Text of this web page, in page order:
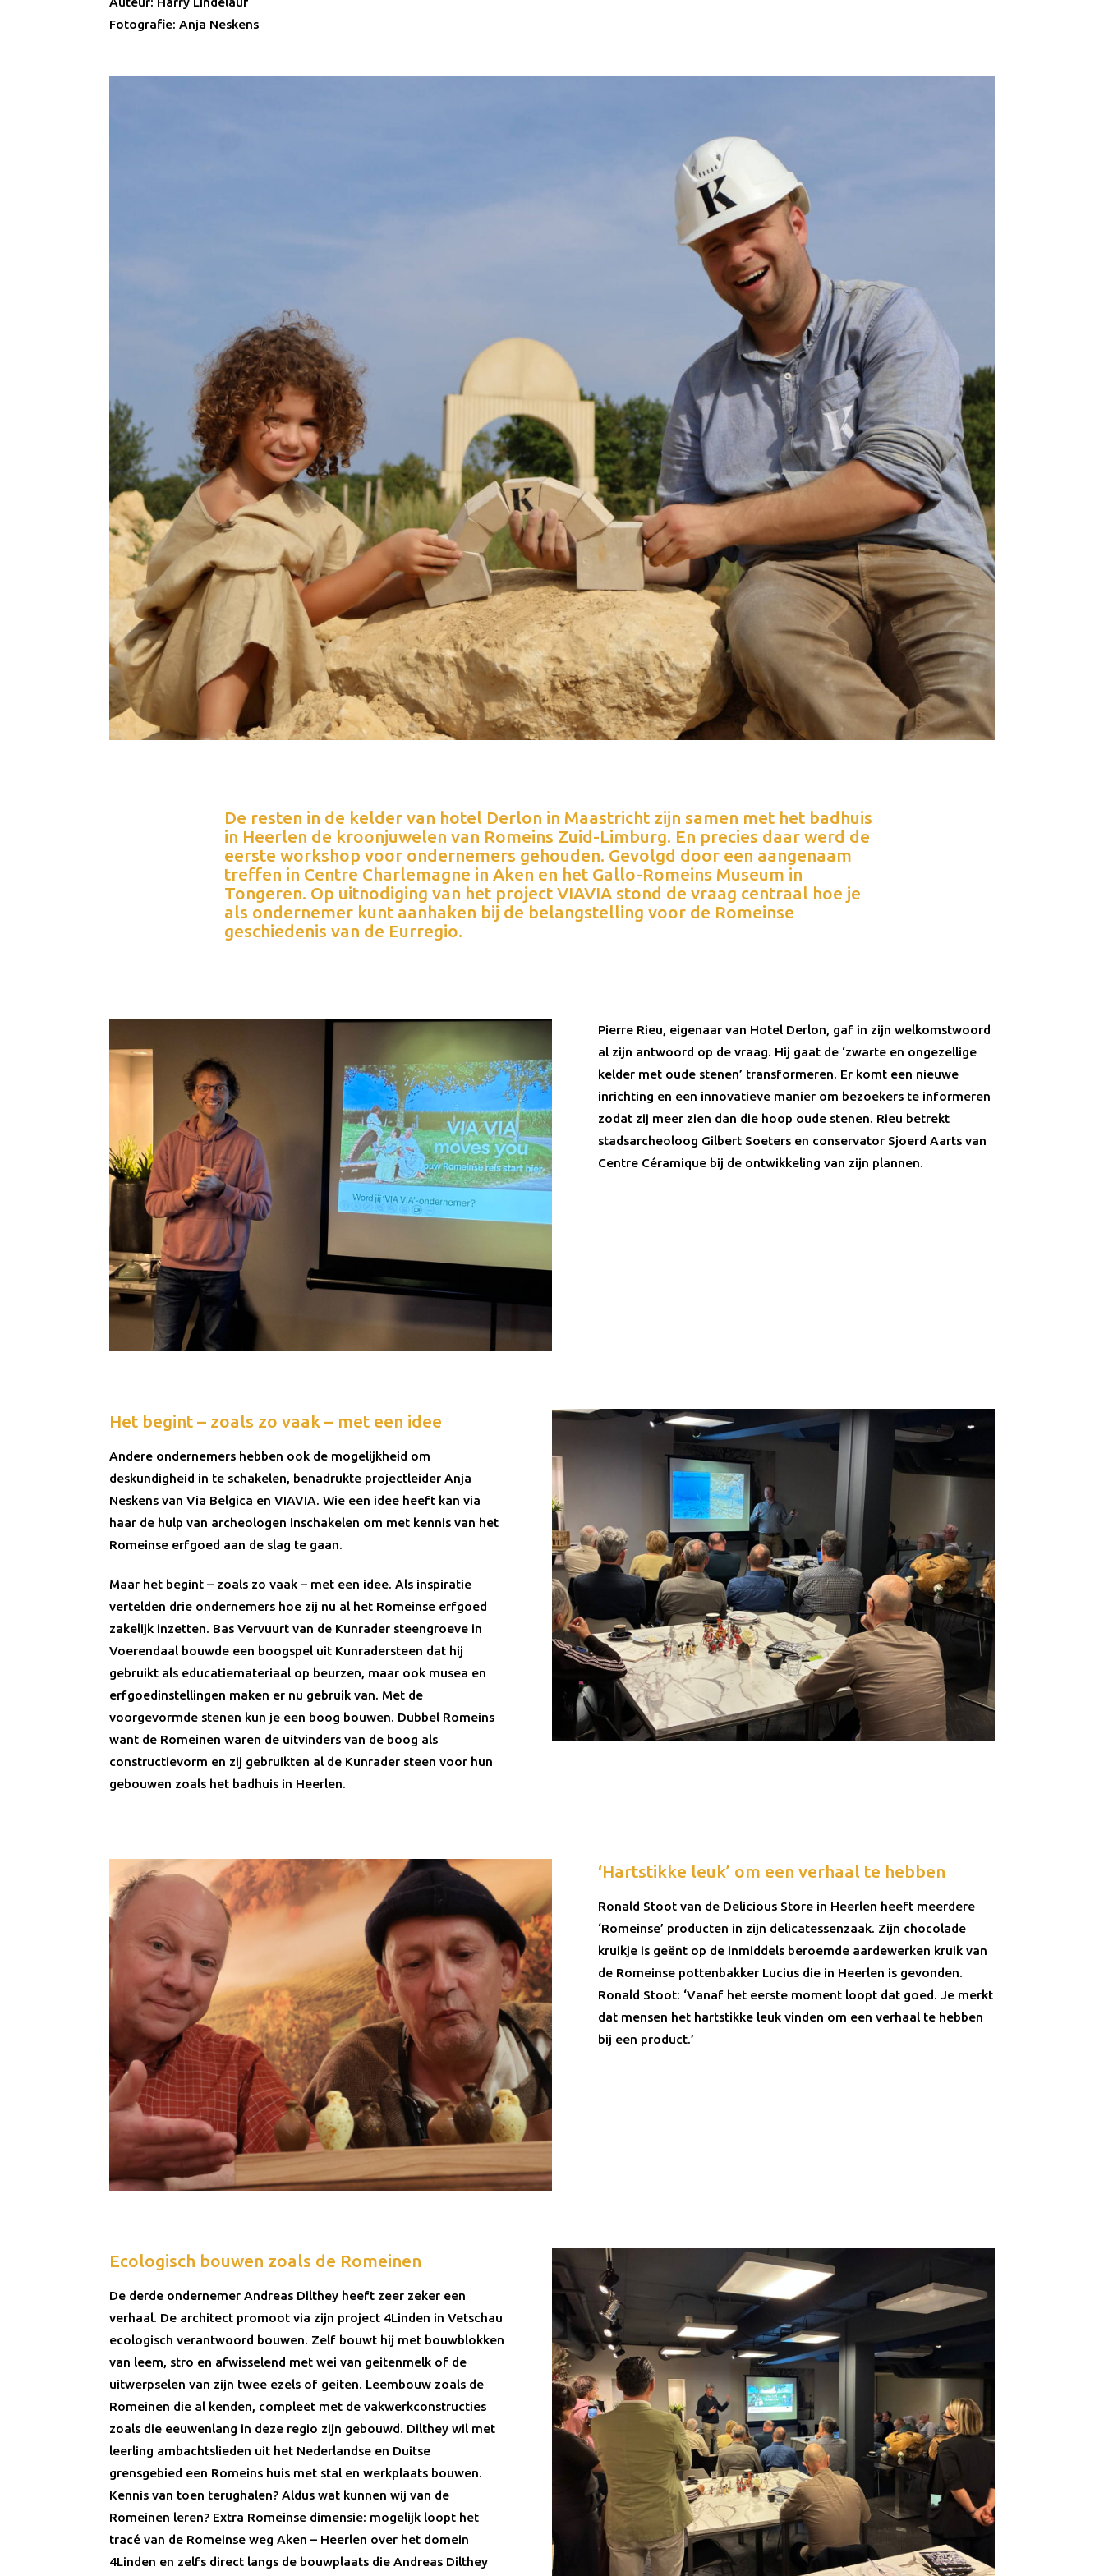
Fotografie: Anja Neskens
De resten in de kelder van hotel Derlon in Maastricht zijn samen met het badhuis
in Heerlen de kroonjuwelen van Romeins Zuid-Limburg. En precies daar werd de
eerste workshop voor ondernemers gehouden. Gevolgd door een aangenaam
treffen in Centre Charlemagne in Aken en het Gallo-Romeins Museum in
Tongeren. Op uitnodiging van het project VIAVIA stond de vraag centraal hoe je
als ondernemer kunt aanhaken bij de belangstelling voor de Romeinse
geschiedenis van de Eurregio.
Pierre Rieu, eigenaar van Hotel Derlon, gaf in zijn welkomstwoord
al zijn antwoord op de vraag. Hij gaat de ‘zwarte en ongezellige
kelder met oude stenen’ transformeren. Er komt een nieuwe
inrichting en een innovatieve manier om bezoekers te informeren
zodat zij meer zien dan die hoop oude stenen. Rieu betrekt
stadsarcheoloog Gilbert Soeters en conservator Sjoerd Aarts van
Centre Céramique bij de ontwikkeling van zijn plannen.
Het begint – zoals zo vaak – met een idee
Andere ondernemers hebben ook de mogelijkheid om
deskundigheid in te schakelen, benadrukte projectleider Anja
Neskens van Via Belgica en VIAVIA. Wie een idee heeft kan via
haar de hulp van archeologen inschakelen om met kennis van het
Romeinse erfgoed aan de slag te gaan.
Maar het begint – zoals zo vaak – met een idee. Als inspiratie
vertelden drie ondernemers hoe zij nu al het Romeinse erfgoed
zakelijk inzetten. Bas Vervuurt van de Kunrader steengroeve in
Voerendaal bouwde een boogspel uit Kunradersteen dat hij
gebruikt als educatiemateriaal op beurzen, maar ook musea en
erfgoedinstellingen maken er nu gebruik van. Met de
voorgevormde stenen kun je een boog bouwen. Dubbel Romeins
want de Romeinen waren de uitvinders van de boog als
constructievorm en zij gebruikten al de Kunrader steen voor hun
gebouwen zoals het badhuis in Heerlen.
‘Hartstikke leuk’ om een verhaal te hebben
Ronald Stoot van de Delicious Store in Heerlen heeft meerdere
‘Romeinse’ producten in zijn delicatessenzaak. Zijn chocolade
kruikje is geënt op de inmiddels beroemde aardewerken kruik van
de Romeinse pottenbakker Lucius die in Heerlen is gevonden.
Ronald Stoot: ‘Vanaf het eerste moment loopt dat goed. Je merkt
dat mensen het hartstikke leuk vinden om een verhaal te hebben
bij een product.’
Ecologisch bouwen zoals de Romeinen
De derde ondernemer Andreas Dilthey heeft zeer zeker een
verhaal. De architect promoot via zijn project 4Linden in Vetschau
ecologisch verantwoord bouwen. Zelf bouwt hij met bouwblokken
van leem, stro en afwisselend met wei van geitenmelk of de
uitwerpselen van zijn twee ezels of geiten. Leembouw zoals de
Romeinen die al kenden, compleet met de vakwerkconstructies
zoals die eeuwenlang in deze regio zijn gebouwd. Dilthey wil met
leerling ambachtslieden uit het Nederlandse en Duitse
grensgebied een Romeins huis met stal en werkplaats bouwen.
Kennis van toen terughalen? Aldus wat kunnen wij van de
Romeinen leren? Extra Romeinse dimensie: mogelijk loopt het
tracé van de Romeinse weg Aken – Heerlen over het domein
4Linden en zelfs direct langs de bouwplaats die Andreas Dilthey